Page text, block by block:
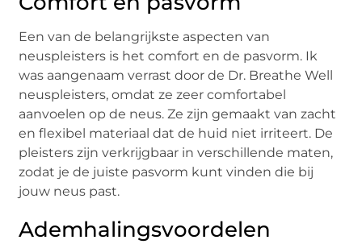
Een van de belangrijkste aspecten van
neuspleisters is het comfort en de pasvorm. Ik
was aangenaam verrast door de Dr. Breathe Well
neuspleisters, omdat ze zeer comfortabel
aanvoelen op de neus. Ze zijn gemaakt van zacht
en flexibel materiaal dat de huid niet irriteert. De
pleisters zijn verkrijgbaar in verschillende maten,
zodat je de juiste pasvorm kunt vinden die bij
jouw neus past.
Ademhalingsvoordelen